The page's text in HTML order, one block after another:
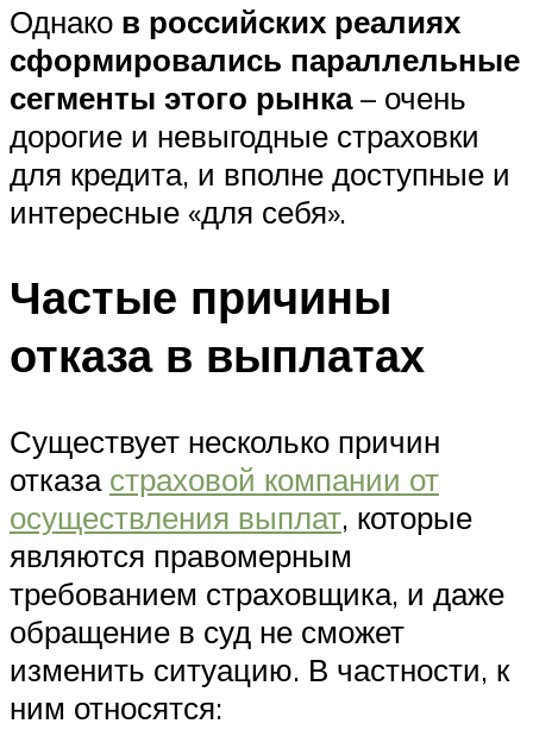
Однако в российских реалиях
сформировались параллельные
сегменты этого рынка– очень
дорогие и невыгодные страховки
для кредита, и вполне доступные и
интересные «для себя».
Частые причины
отказа в выплатах
Существует несколько причин
отказа страховой компании от
осуществления выплат, которые
являются правомерным
требованием страховщика, и даже
обращение в суд не сможет
изменить ситуацию. В частности, к
ним относятся: